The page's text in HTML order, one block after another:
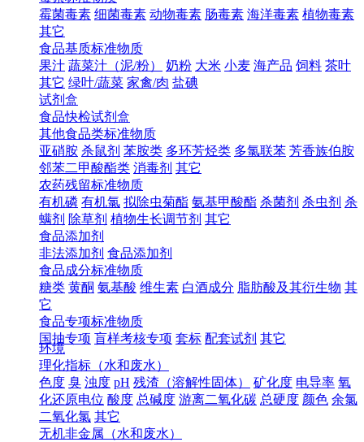
霉菌毒素 细菌毒素 动物毒素 肠毒素 海洋毒素 植物毒素
其它
食品基质标准物质
果汁 蔬菜汁（泥/粉） 奶粉 大米 小麦 海产品 饲料 茶叶
其它 绿叶/蔬菜 家禽/肉 盐碘
试剂盒
食品快检试剂盒
其他食品类标准物质
亚硝胺 杀鼠剂 苯胺类 多环芳烃类 多氯联苯 芳香族伯胺
邻苯二甲酸酯类 消毒剂 其它
农药残留标准物质
有机磷 有机氯 拟除虫菊酯 氨基甲酸酯 杀菌剂 杀虫剂 杀
螨剂 除草剂 植物生长调节剂 其它
食品添加剂
非法添加剂 食品添加剂
食品成分标准物质
糖类 黄酮 氨基酸 维生素 白酒成分 脂肪酸及其衍生物 其
它
食品专项标准物质
国抽专项 盲样考核专项 套标 配套试剂 其它
环境
理化指标（水和废水）
色度 臭 浊度 pH 残渣（溶解性固体） 矿化度 电导率 氧
化还原电位 酸度 总碱度 游离二氧化碳 总硬度 颜色 余氯
二氧化氯 其它
无机非金属（水和废水）